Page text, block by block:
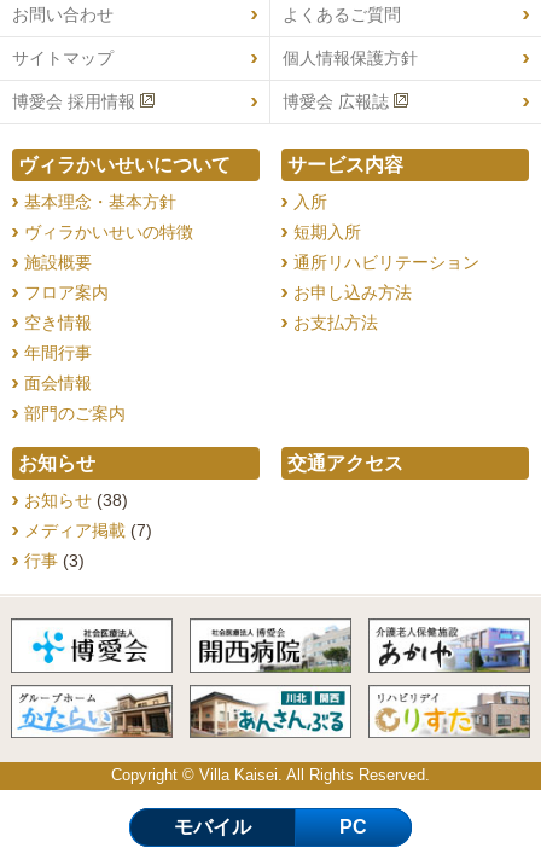
お問い合わせ よくあるご質問
サイトマップ 個人情報保護方針
博愛会 採用情報 博愛会 広報誌
ヴィラかいせいについて
基本理念・基本方針
ヴィラかいせいの特徴
施設概要
フロア案内
空き情報
年間行事
面会情報
部門のご案内
サービス内容
入所
短期入所
通所リハビリテーション
お申し込み方法
お支払方法
お知らせ
お知らせ (38)
メディア掲載 (7)
行事 (3)
交通アクセス
Copyright © Villa Kaisei. All Rights Reserved.
モバイル PC